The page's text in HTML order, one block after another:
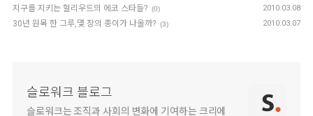
지구를 지키는 헐리우드의 에코 스타들? (0) 2010.03.08
30년 원목 한 그루,몇 장의 종이가 나올까? (3) 2010.03.07
슬로워크 블로그
슬로워크는 조직과 사회의 변화에 기여하는 크리에